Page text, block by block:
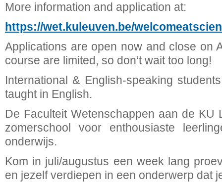
More information and application at:
https://wet.kuleuven.be/
Applications are open now and close on
course are limited, so don’t wait too long!
International & English-speaking
taught in English.
De Faculteit Wetenschappen aan de KU
zomerschool voor enthousiaste
onderwijs.
Kom in juli/augustus een week lang
en jezelf verdiepen in een onderwerp dat